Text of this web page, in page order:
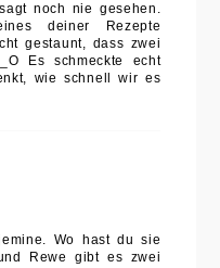
noch nie gesehen.
deiner Rezepte
gestaunt, dass zwei
Es schmeckte echt
wie schnell wir es
Wo hast du sie
Rewe gibt es zwei